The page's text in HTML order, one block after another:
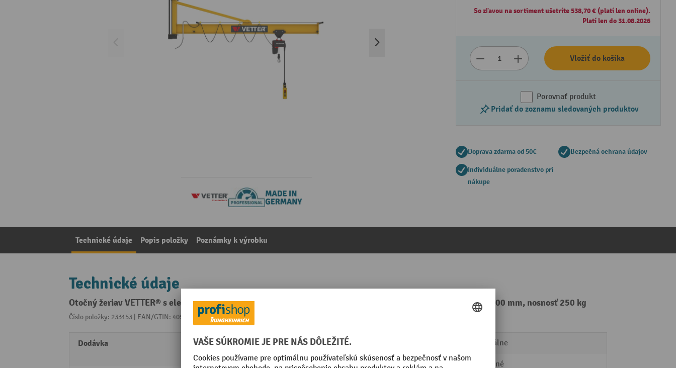
So zľavou na sortiment ušetríte 538,70 € (platí len online).
Platí len do 31.08.2026
Vložiť do košíka
Porovnať produkt
Pridať do zoznamu sledovaných produktov
Doprava zdarma od 50€ Bezpečná ochrana údajov
Individuálne poradenstvo pri
nákupe
Technické údaje Popis položky Poznámky k výrobku
Technické údaje
Otočný žeriav VETTER® s elektrickým kladkostrojom LIFTKET, nástenné vyhotovenie s podperou, polomer 3 000 mm, nosnosť 250 kg
Číslo položky: 233153 | EAN/GTIN: 4055091223216Z kategórie:
Dodávka
Montáž na vyžiadanie
rozložené
Otáčanie manuálne
Povrch lakované